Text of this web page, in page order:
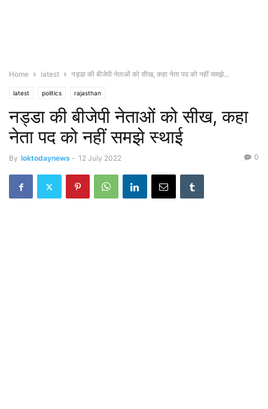
Home latest नड्डा की बीजेपी नेताओं को सीख, कहा नेता पद को नहीं समझे...
latest politics rajasthan
नड्डा की बीजेपी नेताओं को सीख, कहा
नेता पद को नहीं समझे स्थाई
By loktodaynews - 12 July 2022 0